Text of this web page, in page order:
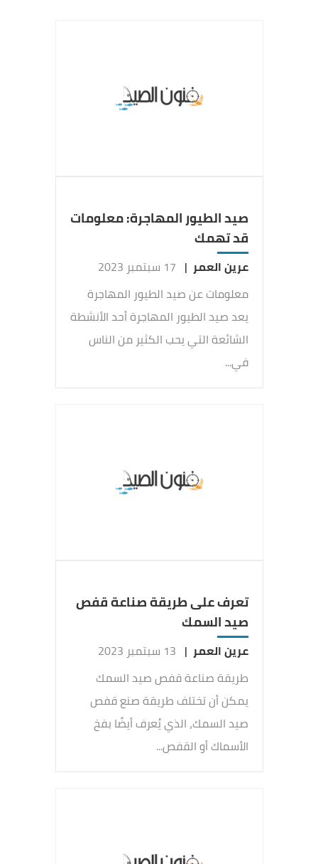
صيد الطيور المهاجرة: معلومات
قد تهمك
عرين العمر | 17 سبتمبر 2023
معلومات عن صيد الطيور المهاجرة
يعد صيد الطيور المهاجرة أحد الأنشطة
الشائعة التي يحب الكثير من الناس
في...
تعرف على طريقة صناعة قفص
صيد السمك
عرين العمر | 13 سبتمبر 2023
طريقة صناعة قفص صيد السمك
يمكن أن تختلف طريقة صنع قفص
صيد السمك، الذي يُعرف أيضًا بفخ
الأسماك أو القفص...